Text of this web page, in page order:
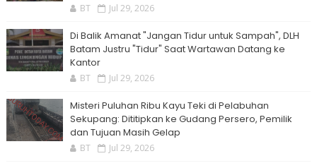
BT Jul 29, 2026
Di Balik Amanat "Jangan Tidur untuk Sampah", DLH
Batam Justru "Tidur" Saat Wartawan Datang ke
Kantor
BT Jul 29, 2026
Misteri Puluhan Ribu Kayu Teki di Pelabuhan
Sekupang: Dititipkan ke Gudang Persero, Pemilik
dan Tujuan Masih Gelap
BT Jul 29, 2026